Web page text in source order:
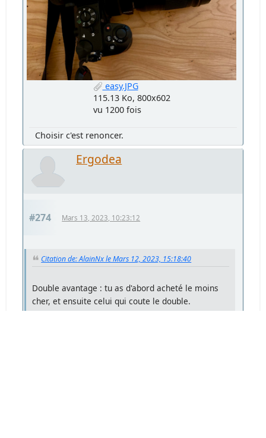
easy.JPG
115.13 Ko, 800x602
vu 1200 fois
Choisir c'est renoncer.
Ergodea
#274 Mars 13, 2023, 10:23:12
Citation de: AlainNx le Mars 12, 2023, 15:18:40
Double avantage : tu as d'abord acheté le moins
cher, et ensuite celui qui coute le double.
Comme ça il y aura des 28mm d'occasion pas